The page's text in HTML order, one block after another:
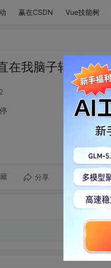
赢在CSDN Vue技能树
在我脑子转不停
分享 转发到动态